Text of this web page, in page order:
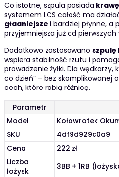
Co istotne, szpula posiada
systemem LCS całość ma
gładniejsze i bardziej płynne, a
przyjemniejsza już od pierwszych
Dodatkowo zastosowano szpulę
wspiera stabilność rzutu i
prowadzenie żyłki. Dla
co dzień” – bez skomplikowanej
cech, które robią różnicę.
Parametr
Model
Kołowrotek
SKU
4df9d929c0a9
Cena
222 zł
Liczba
łożysk
3BB + 1RB